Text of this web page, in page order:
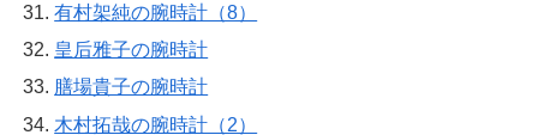
有村架純の腕時計（8）
皇后雅子の腕時計
膳場貴子の腕時計
木村拓哉の腕時計（2）